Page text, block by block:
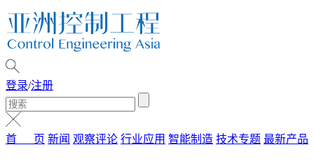
登录/注册
首 页 新闻 观察评论 行业应用 智能制造 技术专题 最新产品